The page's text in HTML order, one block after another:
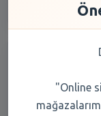
"Online